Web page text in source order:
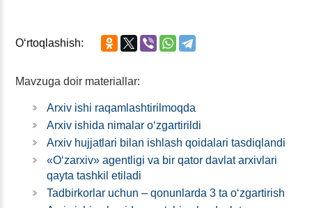
Oʻrtoqlashish:
Mavzuga doir materiallar:
Arхiv ishi raqamlashtirilmoqda
Arхiv ishida nimalar oʻzgartirildi
Arхiv hujjatlari bilan ishlash qoidalari tasdiqlandi
«Oʻzarхiv» agentligi va bir qator davlat arхivlari
qayta tashkil etiladi
Tadbirkorlar uchun – qonunlarda 3 ta oʻzgartirish